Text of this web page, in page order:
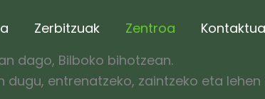
Zerbitzuak Zentroa Kontaktua
dago, Bilboko bihotzean.
entrenatzeko, zaintzeko eta